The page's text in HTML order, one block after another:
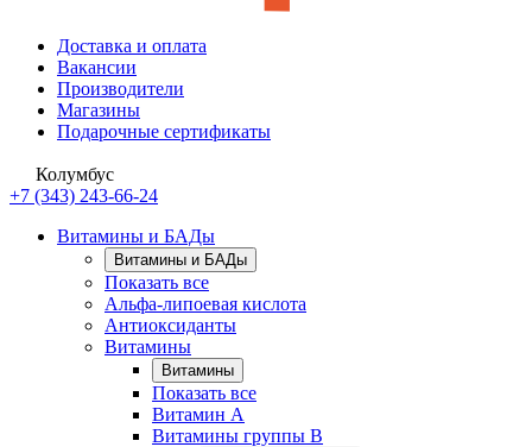
Доставка и оплата
Вакансии
Производители
Магазины
Подарочные сертификаты
Колумбус
+7 (343) 243-66-24
Витамины и БАДы
Витамины и БАДы
Показать все
Альфа-липоевая кислота
Антиоксиданты
Витамины
Витамины
Показать все
Витамин A
Витамины группы B